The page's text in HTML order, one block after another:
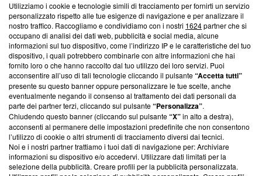
Questa sezione offre informazioni trasparenti su Blasting
News, sui nostri processi editoriali e su come ci impegniamo a
creare news di qualità. Inoltre, afferma la nostra aderenza a
‘Trust Project - News with Integrity’Blasting News non è
ancora membro del programma, ma ha richiesto di farne
parte; Trust Project non ha ancora effettuato una verifica di
conformità agli standard.
Su di noi
Team editoriale
Corporate
Redazione
Utilizziamo i cookie e tecnologie simili di tracciamento per fornirti un servizio
personalizzato rispetto alle tue esigenze di navigazione e per analizzare il
nostro traffico. Raccogliamo e condividiamo con i nostri 1624partner che si
occupano di analisi dei dati web, pubblicità e social media, alcune
informazioni sul tuo dispositivo, come l’indirizzo IP e le caratteristiche del tuo
dispositivo, i quali potrebbero combinarle con altre informazioni che hai
fornito loro o che hanno raccolto dal tuo utilizzo dei loro servizi. Puoi
acconsentire all’uso di tali tecnologie cliccando il pulsante“Accetta tutti”
presente su questo banner oppure personalizzare le tue scelte, anche
eventualmente negando il consenso al trattamento dei dati personali da
parte dei partner terzi, cliccando sul pulsante“Personalizza”.
Chiudendo questo banner (cliccando sul pulsante“X”in alto a destra),
acconsenti al permanere delle impostazioni predefinite che non consentono
l’utilizzo di cookie o altri strumenti di tracciamento diversi dai tecnici.
Noi e i nostri partner trattiamo i tuoi dati di navigazione per: Archiviare
informazioni su dispositivo e/o accedervi. Utilizzare dati limitati per la
selezione della pubblicità. Creare profili per la pubblicità personalizzata.